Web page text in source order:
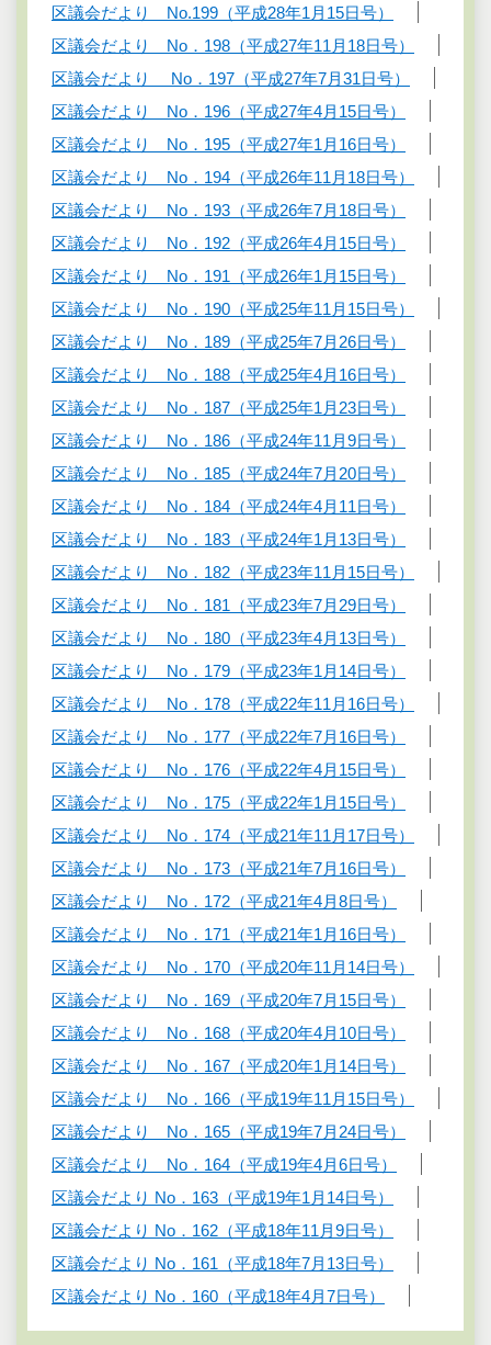
区議会だより No.199（平成28年1月15日号）
区議会だより No．198（平成27年11月18日号）
区議会だより No．197（平成27年7月31日号）
区議会だより No．196（平成27年4月15日号）
区議会だより No．195（平成27年1月16日号）
区議会だより No．194（平成26年11月18日号）
区議会だより No．193（平成26年7月18日号）
区議会だより No．192（平成26年4月15日号）
区議会だより No．191（平成26年1月15日号）
区議会だより No．190（平成25年11月15日号）
区議会だより No．189（平成25年7月26日号）
区議会だより No．188（平成25年4月16日号）
区議会だより No．187（平成25年1月23日号）
区議会だより No．186（平成24年11月9日号）
区議会だより No．185（平成24年7月20日号）
区議会だより No．184（平成24年4月11日号）
区議会だより No．183（平成24年1月13日号）
区議会だより No．182（平成23年11月15日号）
区議会だより No．181（平成23年7月29日号）
区議会だより No．180（平成23年4月13日号）
区議会だより No．179（平成23年1月14日号）
区議会だより No．178（平成22年11月16日号）
区議会だより No．177（平成22年7月16日号）
区議会だより No．176（平成22年4月15日号）
区議会だより No．175（平成22年1月15日号）
区議会だより No．174（平成21年11月17日号）
区議会だより No．173（平成21年7月16日号）
区議会だより No．172（平成21年4月8日号）
区議会だより No．171（平成21年1月16日号）
区議会だより No．170（平成20年11月14日号）
区議会だより No．169（平成20年7月15日号）
区議会だより No．168（平成20年4月10日号）
区議会だより No．167（平成20年1月14日号）
区議会だより No．166（平成19年11月15日号）
区議会だより No．165（平成19年7月24日号）
区議会だより No．164（平成19年4月6日号）
区議会だより No．163（平成19年1月14日号）
区議会だより No．162（平成18年11月9日号）
区議会だより No．161（平成18年7月13日号）
区議会だより No．160（平成18年4月7日号）